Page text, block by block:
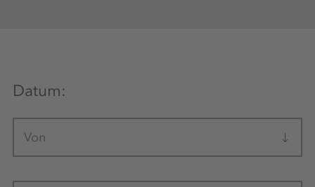
Datum:
Von